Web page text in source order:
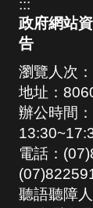
:::
政府網站
告
瀏覽人次：
地址：
辦公時間
電話：
聽語聽障